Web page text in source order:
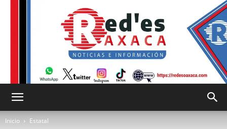
Inicio Estatal